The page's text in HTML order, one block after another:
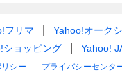
フリマ
Yahoo!オーク
ショッピング
Yahoo!
シー プライバシーセンタ